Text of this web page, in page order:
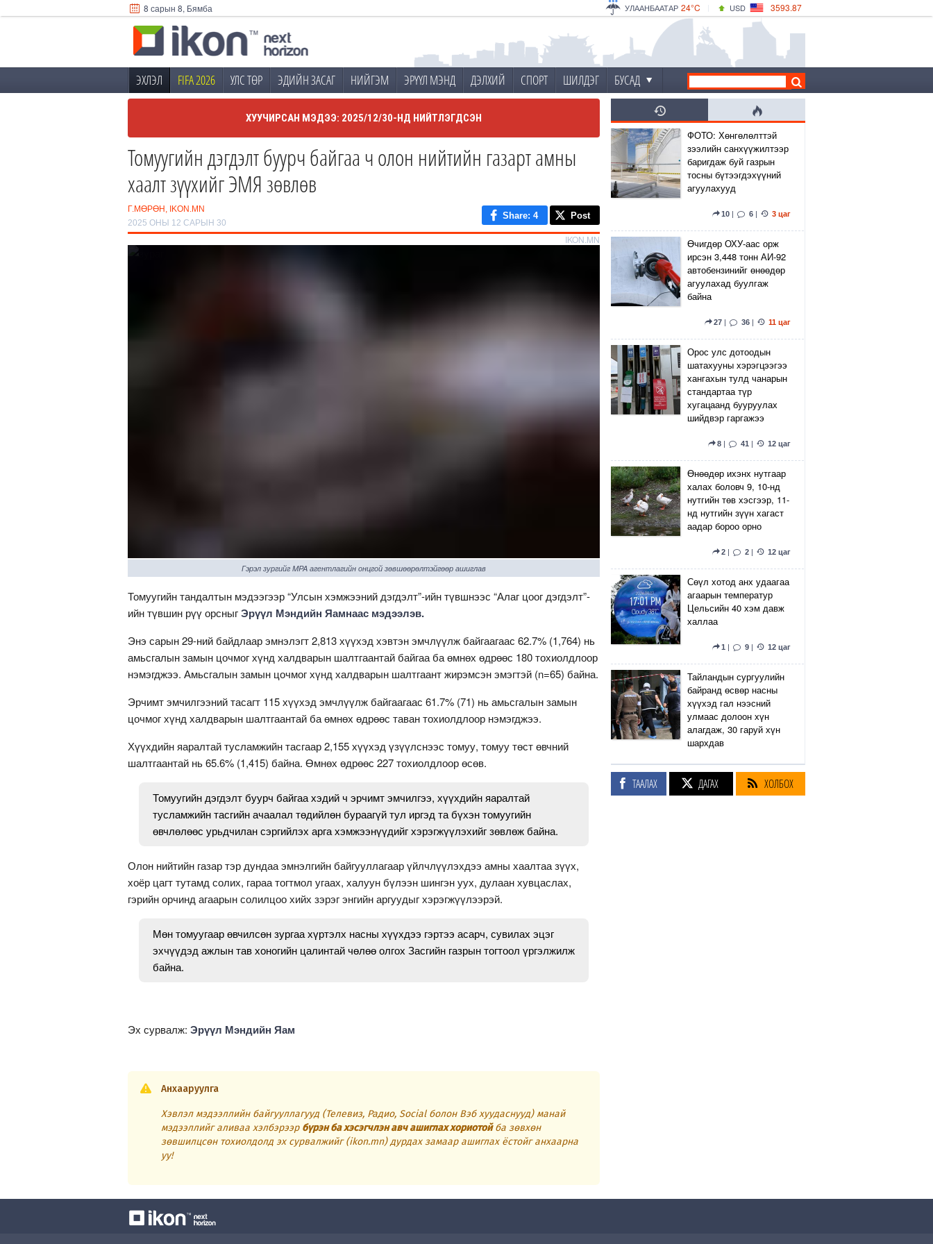
8 сарын 8, Бямба 24°C
УЛААНБААТАР
25°C
ДАРХАН
22°C
ЭРДЭНЭТ
USD 3593.87
4141.04
ЭХЛЭЛ FIFA 2026 УЛС ТӨР ЭДИЙН ЗАСАГ НИЙГЭМ ЭРҮҮЛ МЭНД ДЭЛХИЙ СПОРТ ШИЛДЭГ БУСАД
ХУУЧИРСАН МЭДЭЭ: 2025/12/30-НД НИЙТЛЭГДСЭН
Томуугийн дэгдэлт буурч байгаа ч олон нийтийн газарт амны
хаалт зүүхийг ЭМЯ зөвлөв
Г.МӨРӨН, IKON.MN
2025 ОНЫ 12 САРЫН 30
Share: 4 Post
IKON.MN
Гэрэл зургийг MPA агентлагийн онцгой зөвшөөрөлтэйгөөр ашиглав
Томуугийн тандалтын мэдээгээр “Улсын хэмжээний дэгдэлт”-ийн түвшнээс “Алаг цоог дэгдэлт”-
ийн түвшин рүү орсныгЭрүүл Мэндийн Яамнаас мэдээлэв.
Энэ сарын 29-ний байдлаар эмнэлэгт 2,813 хүүхэд хэвтэн эмчлүүлж байгаагаас 62.7% (1,764) нь
амьсгалын замын цочмог хүнд халдварын шалтгаантай байгаа ба өмнөх өдрөөс 180 тохиолдлоор
нэмэгджээ. Амьсгалын замын цочмог хүнд халдварын шалтгаант жирэмсэн эмэгтэй (n=65) байна.
Эрчимт эмчилгээний тасагт 115 хүүхэд эмчлүүлж байгаагаас 61.7% (71) нь амьсгалын замын
цочмог хүнд халдварын шалтгаантай ба өмнөх өдрөөс таван тохиолдлоор нэмэгджээ.
Хүүхдийн яаралтай тусламжийн тасгаар 2,155 хүүхэд үзүүлснээс томуу, томуу төст өвчний
шалтгаантай нь 65.6% (1,415) байна. Өмнөх өдрөөс 227 тохиолдлоор өсөв.
Томуугийн дэгдэлт буурч байгаа хэдий ч эрчимт эмчилгээ, хүүхдийн яаралтай
тусламжийн тасгийн ачаалал төдийлөн бураагүй тул иргэд та бүхэн томуугийн
өвчлөлөөс урьдчилан сэргийлэх арга хэмжээнүүдийг хэрэгжүүлэхийг зөвлөж байна.
Олон нийтийн газар тэр дундаа эмнэлгийн байгууллагаар үйлчлүүлэхдээ амны хаалтаа зүүх,
хоёр цагт тутамд солих, гараа тогтмол угаах, халуун бүлээн шингэн уух, дулаан хувцаслах,
гэрийн орчинд агаарын солилцоо хийх зэрэг энгийн аргуудыг хэрэгжүүлээрэй.
Мөн томуугаар өвчилсөн зургаа хүртэлх насны хүүхдээ гэртээ асарч, сувилах эцэг
эхчүүдэд ажлын тав хоногийн цалинтай чөлөө олгох Засгийн газрын тогтоол үргэлжилж
байна.
Эх сурвалж: Эрүүл Мэндийн Яам
Анхааруулга
Хэвлэл мэдээллийн байгууллагууд (Телевиз, Радио, Social болон Вэб хуудаснууд) манай
мэдээллийг аливаа хэлбэрээр бүрэн ба хэсэгчлэн авч ашиглах хориотойба зөвхөн
зөвшилцсөн тохиолдолд эх сурвалжийг (ikon.mn) дурдах замаар ашиглах ёстойг анхаарна
уу!
ФОТО: Хөнгөлөлттэй
зээлийн санхүүжилтээр
баригдаж буй газрын
тосны бүтээгдэхүүний
агуулахууд
10 | 6 | 3 цаг
Өчигдөр ОХУ-аас орж
ирсэн 3,448 тонн АИ-92
автобензинийг өнөөдөр
агуулахад буулгаж
байна
27 | 36 | 11 цаг
Орос улс дотоодын
шатахууны хэрэгцээгээ
хангахын тулд чанарын
стандартаа түр
хугацаанд бууруулах
шийдвэр гаргажээ
8 | 41 | 12 цаг
Өнөөдөр ихэнх нутгаар
халах боловч 9, 10-нд
нутгийн төв хэсгээр, 11-
нд нутгийн зүүн хагаст
аадар бороо орно
2 | 2 | 12 цаг
Сөүл хотод анх удаагаа
агаарын температур
Цельсийн 40 хэм давж
халлаа
1 | 9 | 12 цаг
Тайландын сургуулийн
байранд өсвөр насны
хүүхэд гал нээсний
улмаас долоон хүн
алагдаж, 30 гаруй хүн
шархдав
Екатеринбург хот дахь
ТААЛАХ ДАГАХ ХОЛБОХ